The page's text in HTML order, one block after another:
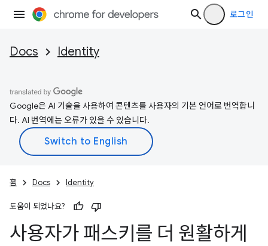
로그인
Docs Identity
Google은 AI 기술을 사용하여 콘텐츠를 사용자의 기본 언어로 번역합니
다. AI 번역에는 오류가 있을 수 있습니다.
홈 Docs Identity
도움이 되었나요?
사용자가 패스키를 더 원활하게